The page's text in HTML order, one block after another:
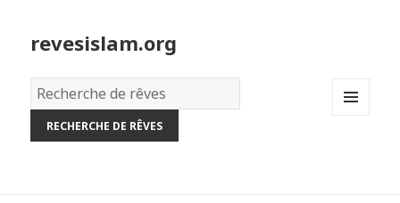
revesislam.org
Dictionnaire
des
rêves: